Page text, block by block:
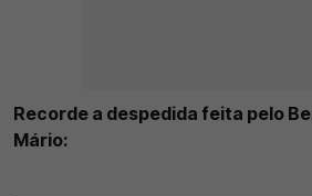
Recorde a despedida feita pelo
Mário: